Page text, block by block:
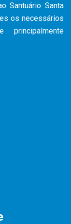
Santuário Santa
os necessários